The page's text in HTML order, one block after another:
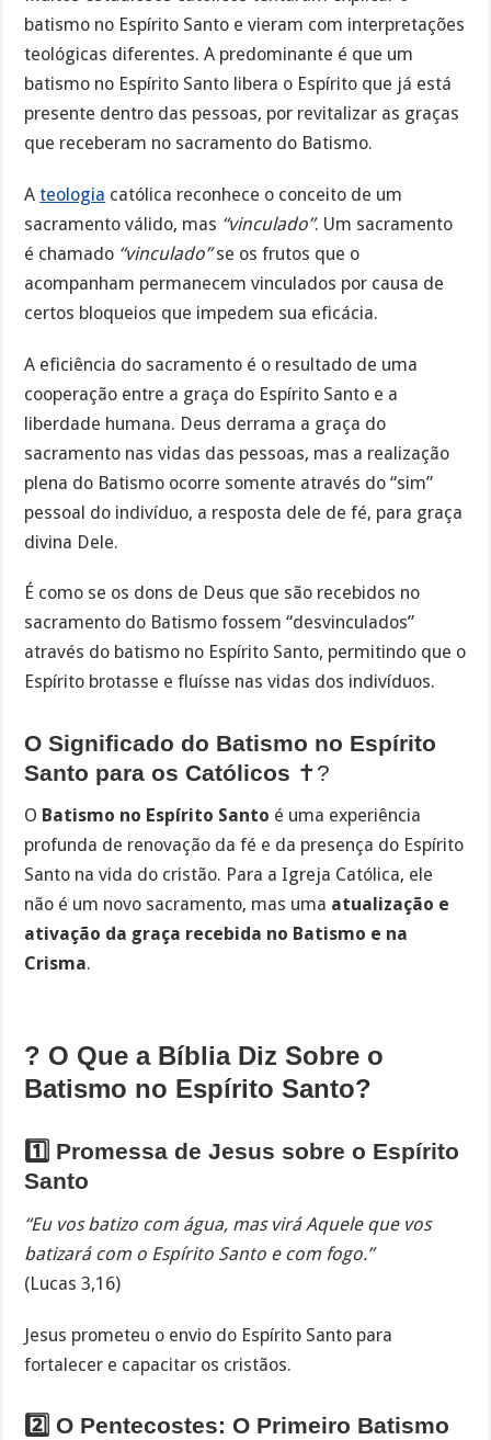
batismo no Espírito Santo e vieram com interpretações
teológicas diferentes. A predominante é que um
batismo no Espírito Santo libera o Espírito que já está
presente dentro das pessoas, por revitalizar as graças
que receberam no sacramento do Batismo.
Ateologia católica reconhece o conceito de um
sacramento válido, mas “vinculado”. Um sacramento
é chamado “vinculado”se os frutos que o
acompanham permanecem vinculados por causa de
certos bloqueios que impedem sua eficácia.
A eficiência do sacramento é o resultado de uma
cooperação entre a graça do Espírito Santo e a
liberdade humana. Deus derrama a graça do
sacramento nas vidas das pessoas, mas a realização
plena do Batismo ocorre somente através do “sim”
pessoal do indivíduo, a resposta dele de fé, para graça
divina Dele.
É como se os dons de Deus que são recebidos no
sacramento do Batismo fossem “desvinculados”
através do batismo no Espírito Santo, permitindo que o
Espírito brotasse e fluísse nas vidas dos indivíduos.
O Significado do Batismo no Espírito
Santo para os Católicos ✝?
O Batismo no Espírito Santo é uma experiência
profunda de renovação da fé e da presença do Espírito
Santo na vida do cristão. Para a Igreja Católica, ele
não é um novo sacramento, mas uma atualização e
ativação da graça recebida no Batismo e na
Crisma.
? O Que a Bíblia Diz Sobre o
Batismo no Espírito Santo?
1️⃣ Promessa de Jesus sobre o Espírito
Santo
“Eu vos batizo com água, mas virá Aquele que vos
batizará com o Espírito Santo e com fogo.”
(Lucas 3,16)
Jesus prometeu o envio do Espírito Santo para
fortalecer e capacitar os cristãos.
2️⃣ O Pentecostes: O Primeiro Batismo